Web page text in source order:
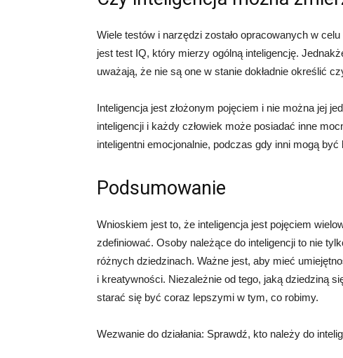
Wiele testów i narzędzi zostało opracowanych w
jest test IQ, który mierzy ogólną inteligencję.
uważają, że nie są one w stanie dokładnie określić
Inteligencja jest złożonym pojęciem i nie można jej
inteligencji i każdy człowiek może posiadać inne
inteligentni emocjonalnie, podczas gdy inni mogą
Podsumowanie
Wnioskiem jest to, że inteligencja jest pojęciem
zdefiniować. Osoby należące do inteligencji to nie
różnych dziedzinach. Ważne jest, aby mieć
i kreatywności. Niezależnie od tego, jaką dziedziną
starać się być coraz lepszymi w tym, co robimy.
Wezwanie do działania: Sprawdź, kto należy do